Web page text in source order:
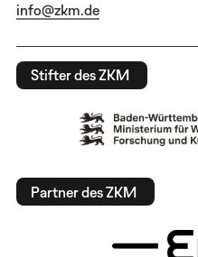
info@zkm.de
Stifter des ZKM
Partner des ZKM